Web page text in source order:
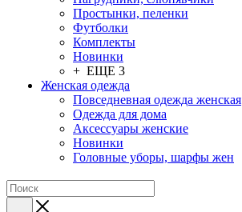
Простынки, пеленки
Футболки
Комплекты
Новинки
+ ЕЩЕ 3
Женская одежда
Повседневная одежда женская
Одежда для дома
Аксессуары женские
Новинки
Головные уборы, шарфы жен